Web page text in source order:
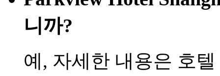
니까?
예, 자세한 내용은 호